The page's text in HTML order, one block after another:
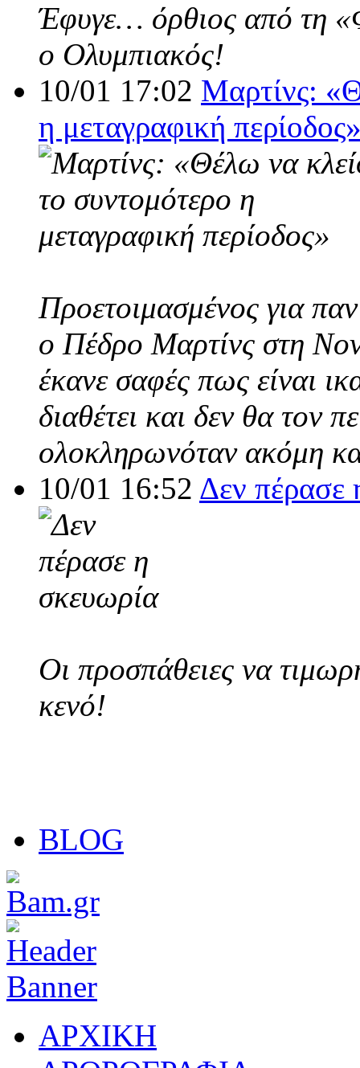
Έφυγε… όρθιος από τη
ο Ολυμπιακός!
10/01 17:02 Μαρτίνς:
η μεταγραφική
Προετοιμασμένος για
ο Πέδρο Μαρτίνς στη
έκανε σαφές πως είναι
διαθέτει και δεν θα τον
ολοκληρωνόταν ακόμη
10/01 16:52 Δεν πέρασε
Οι προσπάθειες να
κενό!
BLOG
ΑΡΧΙΚΗ